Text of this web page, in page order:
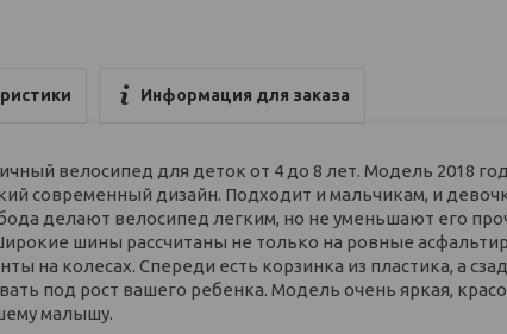
Информация для заказа
велосипед для деток от 4 до 8 лет. Модель 2018
современный дизайн. Подходит и мальчикам, и
делают велосипед легким, но не уменьшают его
шины рассчитаны не только на ровные
на колесах. Спереди есть корзинка из пластика, а
под рост вашего ребенка. Модель очень яркая,
малышу.